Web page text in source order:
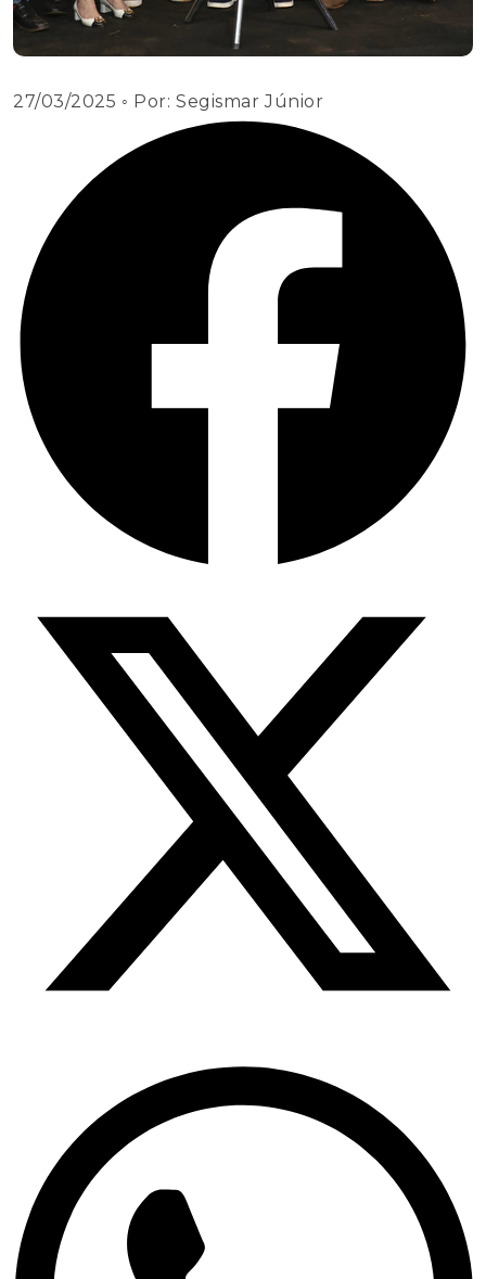
27/03/2025 ◦ Por:Segismar Júnior